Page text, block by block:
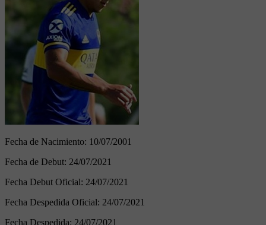
Fecha de Nacimiento: 10/07/2001
Fecha de Debut: 24/07/2021
Fecha Debut Oficial: 24/07/2021
Fecha Despedida Oficial: 24/07/2021
Fecha Despedida: 24/07/2021